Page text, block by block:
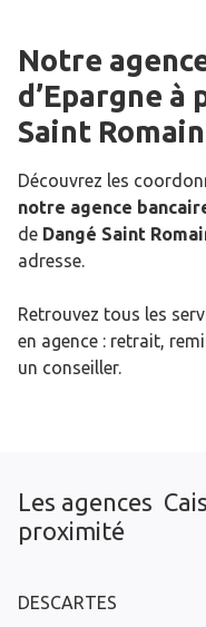
Notre
d’Epargne à
Saint Romain
Découvrez les
notre agence
de Dangé Saint
adresse.
Retrouvez tous les
en agence : retrait,
un conseiller.
Les agences
proximité
DESCARTES